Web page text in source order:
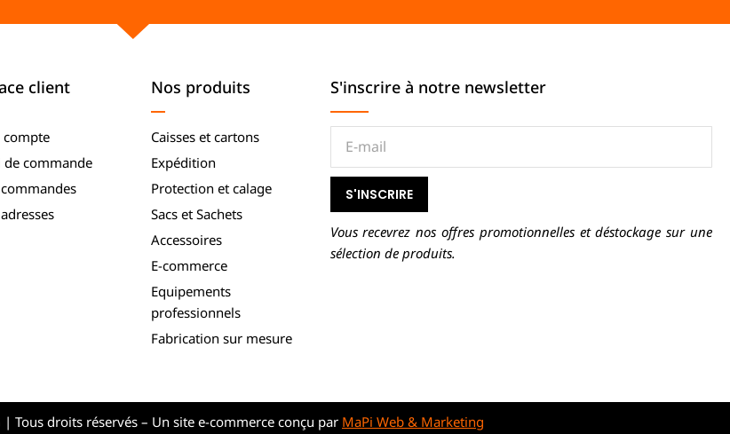
client
compte
de commande
Nos produits
Caisses et cartons
Expédition
Protection et calage
Sacs et Sachets
Accessoires
E-commerce
Equipements
professionnels
Fabrication sur mesure
S'inscrire à notre newsletter
S'INSCRIRE
Vous recevrez nos offres promotionnelles et déstockage sur une
sélection de produits.
| Tous droits réservés – Un site e-commerce conçu par MaPi Web & Marketing